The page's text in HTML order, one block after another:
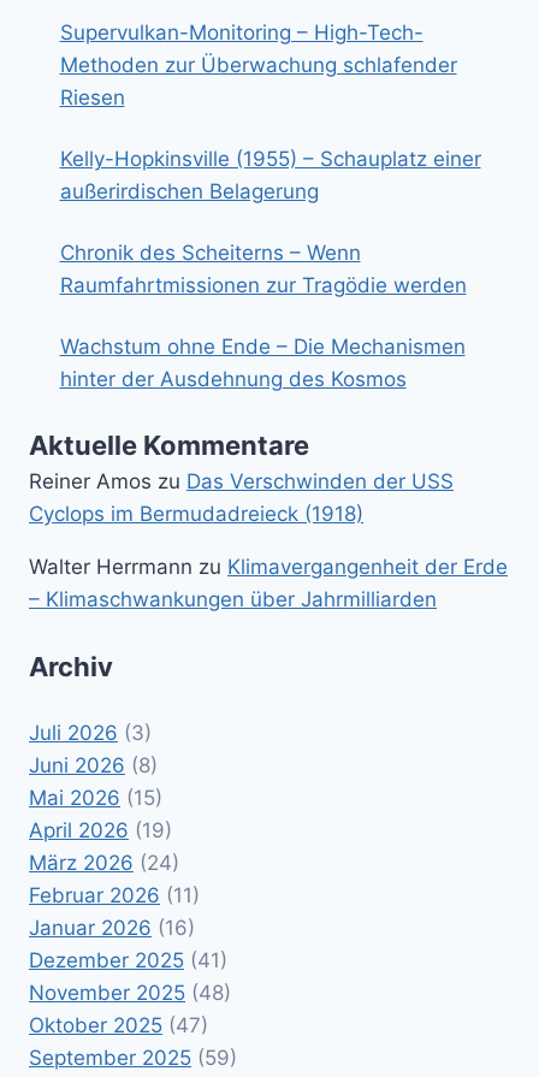
Supervulkan-Monitoring – High-Tech-
Methoden zur Überwachung schlafender
Riesen
Kelly-Hopkinsville (1955) – Schauplatz einer
außerirdischen Belagerung
Chronik des Scheiterns – Wenn
Raumfahrtmissionen zur Tragödie werden
Wachstum ohne Ende – Die Mechanismen
hinter der Ausdehnung des Kosmos
Aktuelle Kommentare
Reiner Amos zu Das Verschwinden der USS
Cyclops im Bermudadreieck (1918)
Walter Herrmann zu Klimavergangenheit der Erde
– Klimaschwankungen über Jahrmilliarden
Archiv
Juli 2026 (3)
Juni 2026 (8)
Mai 2026 (15)
April 2026 (19)
März 2026 (24)
Februar 2026 (11)
Januar 2026 (16)
Dezember 2025 (41)
November 2025 (48)
Oktober 2025 (47)
September 2025 (59)